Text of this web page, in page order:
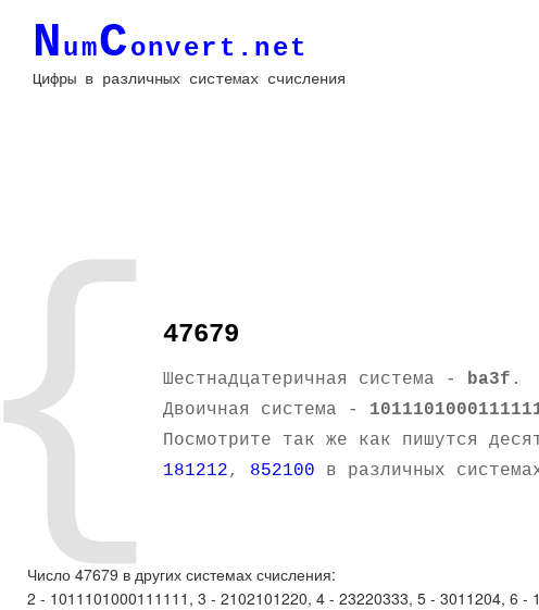
NumConvert.net
Цифры в различных системах счисления
47679
Шестнадцатеричная система - ba3f .
Двоичная система -
Посмотрите так же как пишутся
181212, 852100 в различных
Число 47679 в других системах счисления:
2 - 1011101000111111, 3 - 2102101220, 4 - 23220333, 5 - 3011204, 6